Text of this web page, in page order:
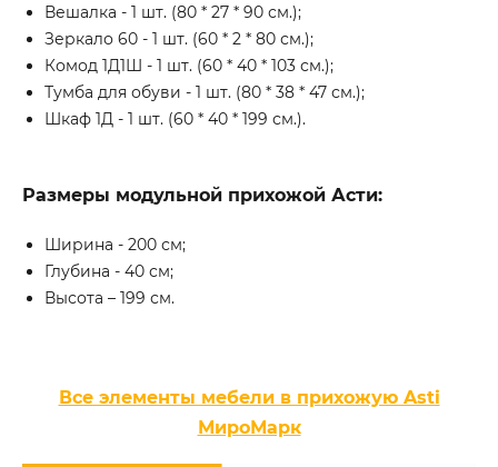
Вешалка - 1 шт. (80 * 27 * 90 см.);
Зеркало 60 - 1 шт. (60 * 2 * 80 см.);
Комод 1Д1Ш - 1 шт. (60 * 40 * 103 см.);
Тумба для обуви - 1 шт. (80 * 38 * 47 см.);
Шкаф 1Д - 1 шт. (60 * 40 * 199 см.).
Размеры модульной прихожой Асти:
Ширина - 200 см;
Глубина - 40 см;
Высота – 199 см.
Все элементы мебели в прихожую Asti
МироМарк